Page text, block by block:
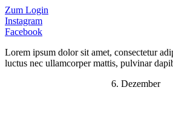
Zum Login
Instagram
Facebook
Lorem ipsum dolor sit amet, consectetur
luctus nec ullamcorper mattis, pulvinar
6. Dezember